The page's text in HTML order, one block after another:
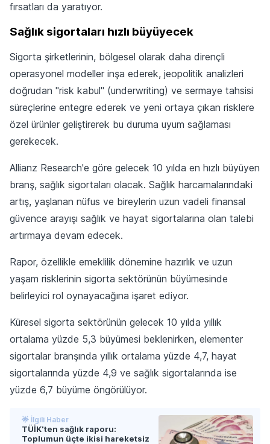
fırsatları da yaratıyor.
Sağlık sigortaları hızlı büyüyecek
Sigorta şirketlerinin, bölgesel olarak daha dirençli
operasyonel modeller inşa ederek, jeopolitik analizleri
doğrudan "risk kabul" (underwriting) ve sermaye tahsisi
süreçlerine entegre ederek ve yeni ortaya çıkan risklere
özel ürünler geliştirerek bu duruma uyum sağlaması
gerekecek.
Allianz Research'e göre gelecek 10 yılda en hızlı büyüyen
branş, sağlık sigortaları olacak. Sağlık harcamalarındaki
artış, yaşlanan nüfus ve bireylerin uzun vadeli finansal
güvence arayışı sağlık ve hayat sigortalarına olan talebi
artırmaya devam edecek.
Rapor, özellikle emeklilik dönemine hazırlık ve uzun
yaşam risklerinin sigorta sektörünün büyümesinde
belirleyici rol oynayacağına işaret ediyor.
Küresel sigorta sektörünün gelecek 10 yılda yıllık
ortalama yüzde 5,3 büyümesi beklenirken, elementer
sigortalar branşında yıllık ortalama yüzde 4,7, hayat
sigortalarında yüzde 4,9 ve sağlık sigortalarında ise
yüzde 6,7 büyüme öngörülüyor.
🌟 İlgili Haber
TÜİK'ten sağlık raporu:
Toplumun üçte ikisi hareketsiz